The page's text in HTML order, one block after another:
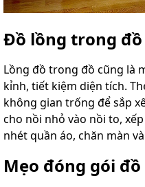
Đồ lồng trong đồ
Lồng đồ trong đồ cũng là
kỉnh, tiết kiệm diện tích.
không gian trống để sắp
cho nồi nhỏ vào nồi to,
nhét quần áo, chăn màn
Mẹo đóng gói